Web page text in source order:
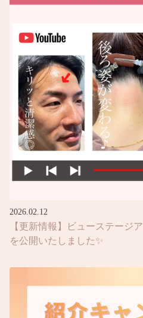
2026.02.12
【更新情報】ビューステージ
を公開いたしました✨